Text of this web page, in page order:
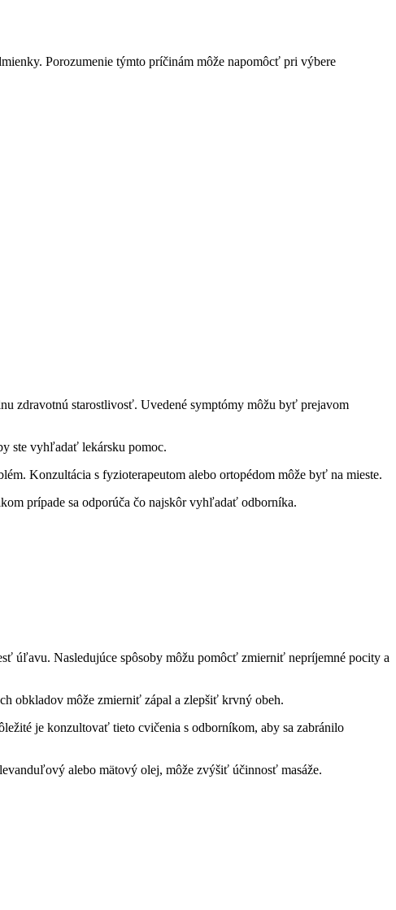
Porozumenie týmto príčinám môže napomôcť pri výbere
zdravotnú starostlivosť. Uvedené symptómy môžu byť prejavom
ste vyhľadať lekársku pomoc.
Konzultácia s fyzioterapeutom alebo ortopédom môže byť na mieste.
prípade sa odporúča čo najskôr vyhľadať odborníka.
úľavu. Nasledujúce spôsoby môžu pomôcť zmierniť nepríjemné pocity a
obkladov môže zmierniť zápal a zlepšiť krvný obeh.
je konzultovať tieto cvičenia s odborníkom, aby sa zabránilo
alebo mätový olej, môže zvýšiť účinnosť masáže.